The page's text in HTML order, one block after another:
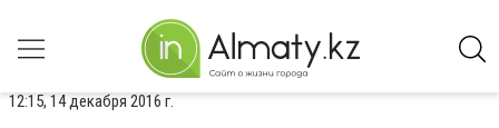
12:15, 14 декабря 2016 г.